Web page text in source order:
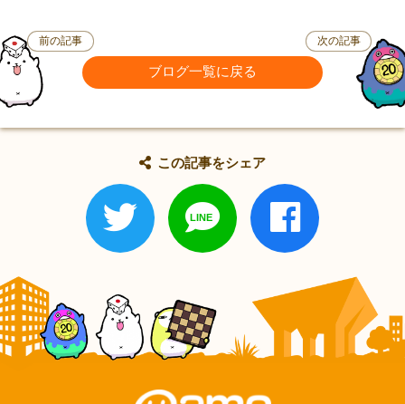
前の記事
ブログ一覧に戻る
次の記事
この記事をシェア